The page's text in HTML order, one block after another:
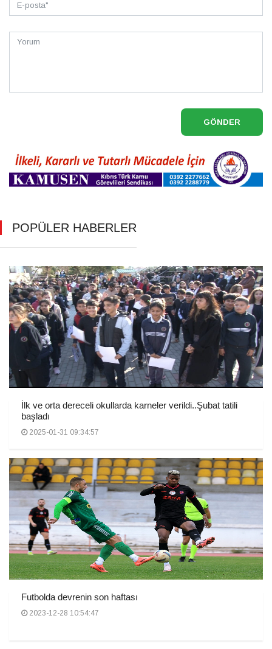
GÖNDER
POPÜLER HABERLER
İlk ve orta dereceli okullarda karneler verildi..Şubat tatili
başladı
2025-01-31 09:34:57
Futbolda devrenin son haftası
2023-12-28 10:54:47